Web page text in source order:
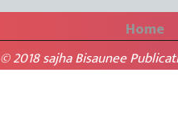
Home
© 2018 sajha Bisaunee